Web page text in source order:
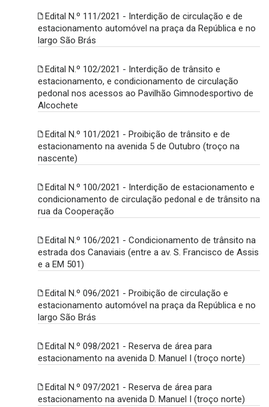
Edital N.º 111/2021 - Interdição de circulação e de
estacionamento automóvel na praça da República e no
largo São Brás
Edital N.º 102/2021 - Interdição de trânsito e
estacionamento, e condicionamento de circulação
pedonal nos acessos ao Pavilhão Gimnodesportivo de
Alcochete
Edital N.º 101/2021 - Proibição de trânsito e de
estacionamento na avenida 5 de Outubro (troço na
nascente)
Edital N.º 100/2021 - Interdição de estacionamento e
condicionamento de circulação pedonal e de trânsito na
rua da Cooperação
Edital N.º 106/2021 - Condicionamento de trânsito na
estrada dos Canaviais (entre a av. S. Francisco de Assis
e a EM 501)
Edital N.º 096/2021 - Proibição de circulação e
estacionamento automóvel na praça da República e no
largo São Brás
Edital N.º 098/2021 - Reserva de área para
estacionamento na avenida D. Manuel I (troço norte)
Edital N.º 097/2021 - Reserva de área para
estacionamento na avenida D. Manuel I (troço norte)